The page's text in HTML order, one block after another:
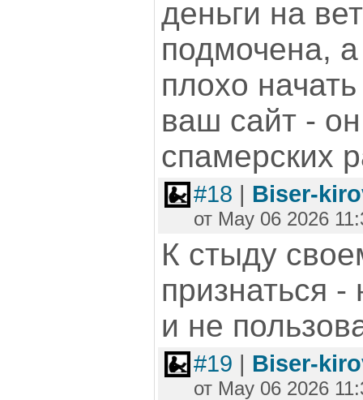
деньги на
подмочена, а
плохо
ваш сайт -
спамерских
#18 | Biser-
от May 06 2026
К стыду
признаться -
и не
#19 | Biser-
от May 06 2026